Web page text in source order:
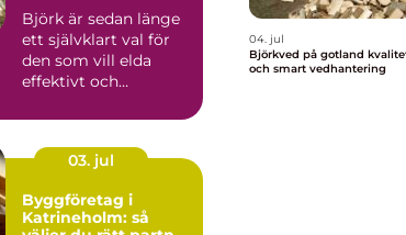
Björk är sedan länge
ett självklart val för
den som vill elda
effektivt och
trivsel ...
03. jul
Byggföretag i
Katrineholm: så
04. jul
Björkved på gotland kvalitet, värme
och smart vedhantering